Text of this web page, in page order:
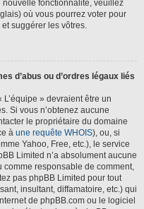
nouvelle fonctionnalité, veuillez
où vous pourrez voter pour
suggérer les vôtres.
d’abus ou d’ordres légaux liés
» devraient être un
Si vous n’obtenez aucune
le propriétaire du domaine
à une requête WHOIS), ou, si
Yahoo, Free, etc.), le service
Limited n’a absolument aucune
responsable de comment,
pas phpBB Limited pour tout
insultant, diffamatoire, etc.) qui
de phpBB.com ou le logiciel